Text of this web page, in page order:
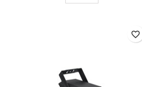
favorite_border